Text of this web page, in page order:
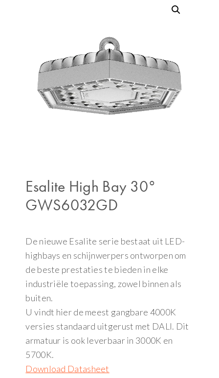
Esalite High Bay 30°
GWS6032GD
De nieuwe Esalite serie bestaat uit LED-
highbays en schijnwerpers ontworpen om
de beste prestaties te bieden in elke
industriële toepassing, zowel binnen als
buiten.
U vindt hier de meest gangbare 4000K
versies standaard uitgerust met DALI. Dit
armatuur is ook leverbaar in 3000K en
5700K.
Download Datasheet